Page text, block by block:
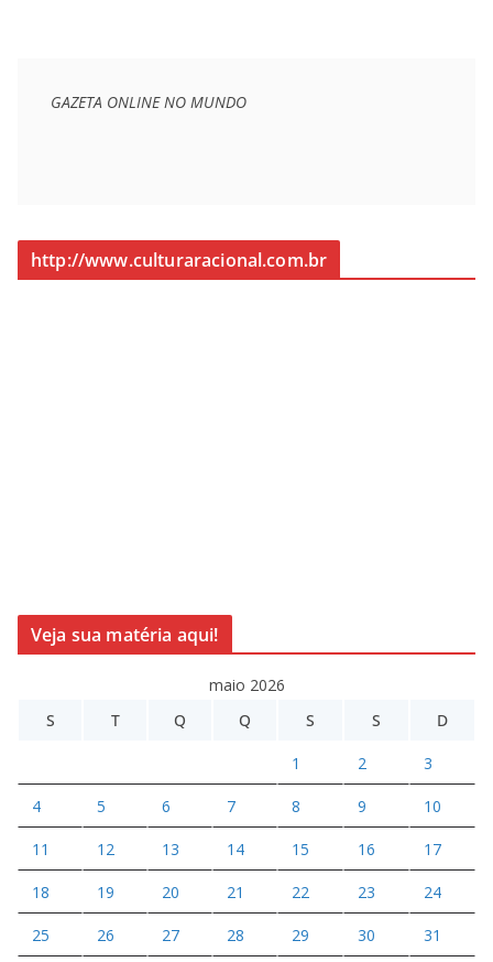
GAZETA ONLINE NO MUNDO
http://www.culturaracional.com.br
Veja sua matéria aqui!
maio 2026
S
T Q Q S S D
1 2 3
4 5 6 7 8 9 10
11 12 13 14 15 16 17
18 19 20 21 22 23 24
25 26 27 28 29 30 31